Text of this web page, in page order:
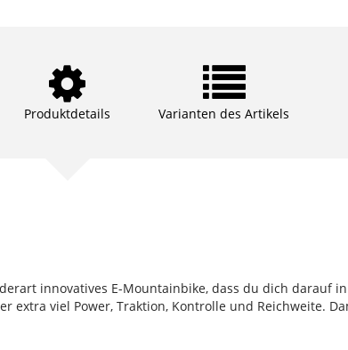
Produktdetails Varianten des Artikels
innovatives E-Mountainbike, dass du dich darauf
viel Power, Traktion, Kontrolle und Reichweite.